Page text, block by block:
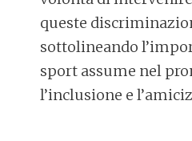
queste
sottolineando
sport assume nel
l’inclusione e